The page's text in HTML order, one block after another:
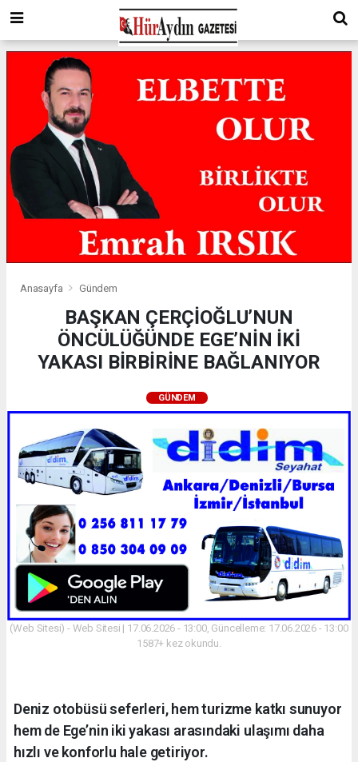
Anasayfa Gündem
BAŞKAN ÇERÇİOĞLU’NUN
ÖNCÜLÜĞÜNDE EGE’NİN İKİ
YAKASI BİRBİRİNE BAĞLANIYOR
GÜNDEM
(Web Sitesi) - Web Sitesi | 17.06.2026 - 13:00, Güncelleme: 17.06.2026 - 13:00
1587+ kez okundu.
Deniz otobüsü seferleri, hem turizme katkı sunuyor
hem de Ege’nin iki yakası arasındaki ulaşımı daha
hızlı ve konforlu hale getiriyor.